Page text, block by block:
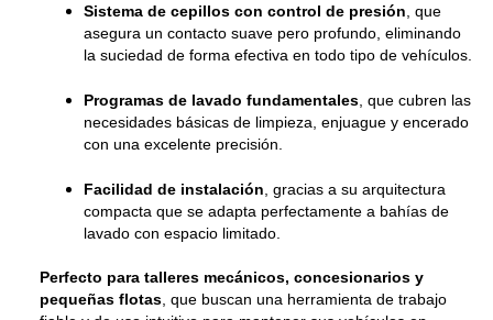
Sistema de cepillos con control de presión , que
asegura un contacto suave pero profundo, eliminando
la suciedad de forma efectiva en todo tipo de vehículos.
Programas de lavado fundamentales , que cubren las
necesidades básicas de limpieza, enjuague y encerado
con una excelente precisión.
Facilidad de instalación , gracias a su arquitectura
compacta que se adapta perfectamente a bahías de
lavado con espacio limitado.
Perfecto para talleres mecánicos, concesionarios y
pequeñas flotas , que buscan una herramienta de trabajo